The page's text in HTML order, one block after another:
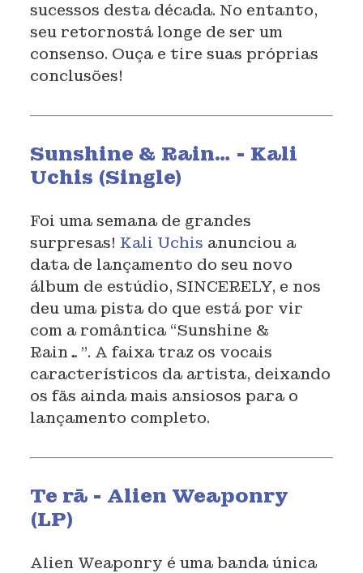
sucessos desta década. No entanto,
seu retornostá longe de ser um
consenso. Ouça e tire suas próprias
conclusões!
Sunshine & Rain… - Kali
Uchis (Single)
Foi uma semana de grandes
surpresas! Kali Uchis anunciou a
data de lançamento do seu novo
álbum de estúdio, SINCERELY, e nos
deu uma pista do que está por vir
com a romântica “Sunshine &
Rain…”. A faixa traz os vocais
característicos da artista, deixando
os fãs ainda mais ansiosos para o
lançamento completo.
Te rā - Alien Weaponry
(LP)
Alien Weaponry é uma banda única